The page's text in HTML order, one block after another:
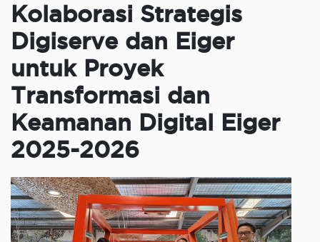
Kolaborasi Strategis
Digiserve dan Eiger
untuk Proyek
Transformasi dan
Keamanan Digital Eiger
2025-2026